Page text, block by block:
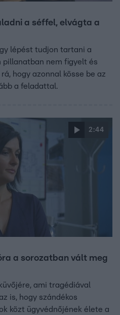
a séffel, elvágta a
lépést tudjon tartani a
pillanatban nem figyelt és
hogy azonnal kösse be az
a feladattal.
2:44
a sorozatban vált meg
ami tragédiával
is, hogy szándékos
közt ügyvédnőjének élete a